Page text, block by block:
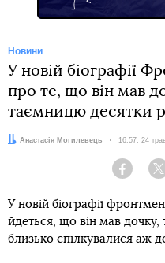
Новини
У новій біографії
про те, що він мав
таємницю десятки
Автор:
Анастасія Могилевець Дата:
16:57, 24
У новій біографії
йдеться, що він мав
близько спілкувалися аж